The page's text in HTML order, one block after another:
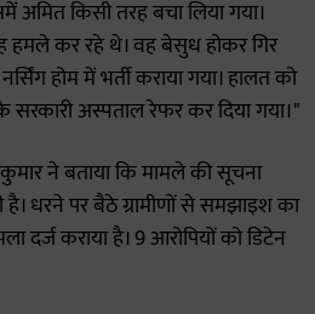
अमित किसी तरह बचा लिया गया।
हमले कर रहे थे। वह बेसुध होकर गिर
होम में भर्ती कराया गया। हालत को
अस्पताल रेफर कर दिया गया।"
ने बताया कि मामले की सूचना
धरने पर बैठे ग्रामीणों से समझाइश का
दर्ज कराया है। 9 आरोपियों को डिटेन